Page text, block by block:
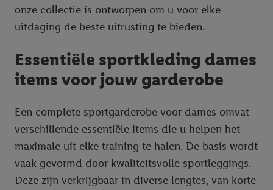
onze collectie is ontworpen om u voor elke
uitdaging de beste uitrusting te bieden.
Essentiële sportkleding dames
items voor jouw garderobe
Een complete sportgarderobe voor dames omvat
verschillende essentiële items die u helpen het
maximale uit elke training te halen. De basis wordt
vaak gevormd door kwaliteitsvolle sportleggings.
Deze zijn verkrijgbaar in diverse lengtes, van korte